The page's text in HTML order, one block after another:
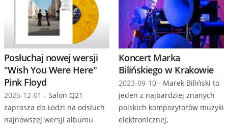
Posłuchaj nowej wersji
"Wish You Were Here"
Pink Floyd
2025-12-01 - Salon Q21
zaprasza do Łodzi na odsłuch
najnowszej wersji albumu
Koncert Marka
Bilińskiego w Krakowie
2023-09-10 - Marek Biliński to
jeden z najbardziej znanych
polskich kompozytorów muzyki
elektronicznej,